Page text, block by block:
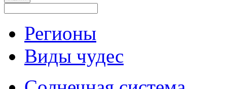
Регионы
Виды чудес